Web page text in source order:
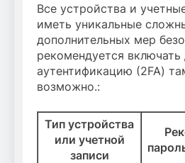
Все устройства и
иметь уникальные
дополнительных мер
рекомендуется
аутентификацию (2FA)
возможно.:
Тип устройства
или учетной
записи